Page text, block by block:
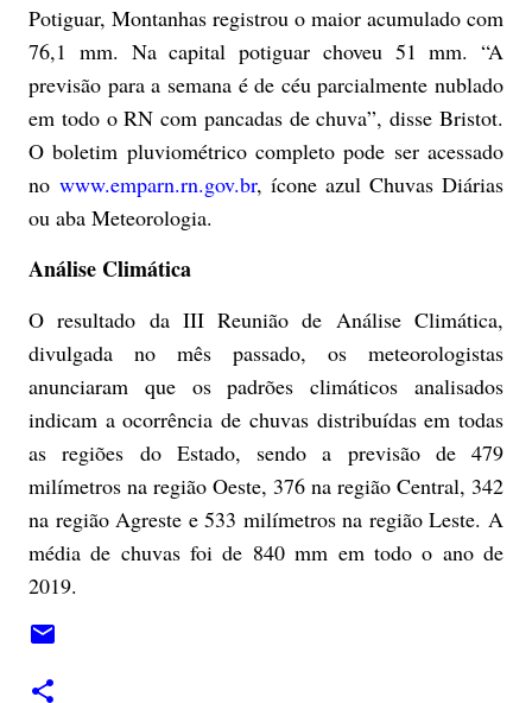
Potiguar, Montanhas registrou o maior acumulado com
76,1 mm. Na capital potiguar choveu 51 mm. “A
previsão para a semana é de céu parcialmente nublado
em todo o RN com pancadas de chuva”, disse Bristot.
O boletim pluviométrico completo pode ser acessado
no www.emparn.rn.gov.br, ícone azul Chuvas Diárias
ou aba Meteorologia.
Análise Climática
O resultado da III Reunião de Análise Climática,
divulgada no mês passado, os meteorologistas
anunciaram que os padrões climáticos analisados
indicam a ocorrência de chuvas distribuídas em todas
as regiões do Estado, sendo a previsão de 479
milímetros na região Oeste, 376 na região Central, 342
na região Agreste e 533 milímetros na região Leste. A
média de chuvas foi de 840 mm em todo o ano de
2019.